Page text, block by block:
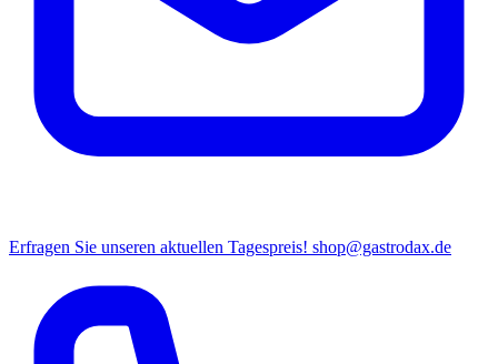
Erfragen Sie unseren aktuellen Tagespreis! shop@gastrodax.de